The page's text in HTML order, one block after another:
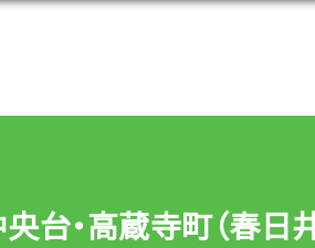
台・高蔵寺町（春日